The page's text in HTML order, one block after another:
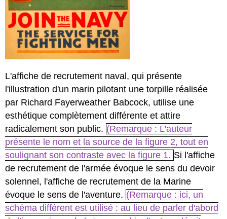
L'affiche de recrutement naval, qui présente
l'illustration d'un marin pilotant une torpille réalisée
par Richard Fayerweather Babcock, utilise une
esthétique complètement différente et attire
radicalement son public. (Remarque : L'auteur
présente le nom et la source de la figure 2, tout en
soulignant son contraste avec la figure 1. Si l'affiche
de recrutement de l'armée évoque le sens du devoir
solennel, l'affiche de recrutement de la Marine
évoque le sens de l'aventure. (Remarque : ici, un
schéma différent est utilisé : au lieu de parler d'abord